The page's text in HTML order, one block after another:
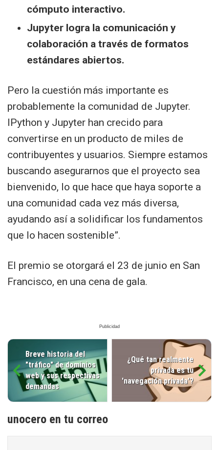
cómputo interactivo.
Jupyter logra la comunicación y
colaboración a través de formatos
estándares abiertos.
Pero la cuestión más importante es
probablemente la comunidad de Jupyter.
IPython y Jupyter han crecido para
convertirse en un producto de miles de
contribuyentes y usuarios. Siempre estamos
buscando asegurarnos que el proyecto sea
bienvenido, lo que hace que haya soporte a
una comunidad cada vez más diversa,
ayudando así a solidificar los fundamentos
que lo hacen sostenible”.
El premio se otorgará el 23 de junio en San
Francisco, en una cena de gala.
Breve historia del
"tráfico" de dominios
web y sus respectivas
demandas
¿Qué tan realmente
privada es tu
'navegación privada'?
unocero en tu correo